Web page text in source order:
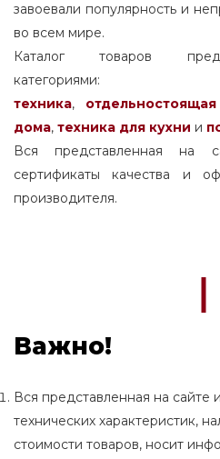
завоевали популярность и
во всем мире.
Каталог товаров
техника, отдельностоящая
дома, техника для кухни и
Вся представленная на
сертификаты качества и
производителя.
Важно!
Вся представленная на
технических характеристик,
стоимости товаров, носит